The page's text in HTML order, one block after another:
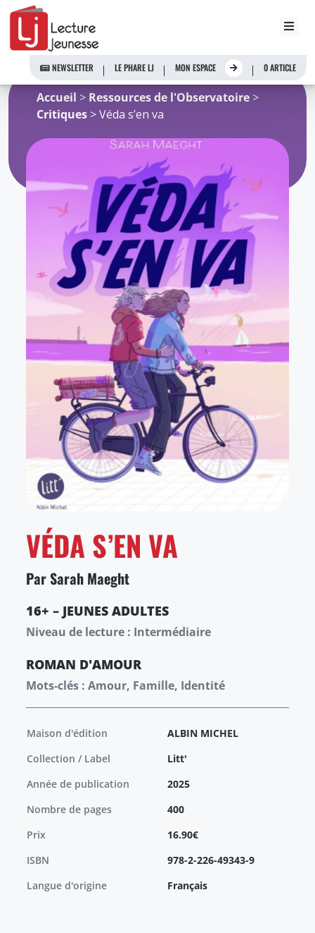
Aller
contenu
NEWSLETTER LE PHARE LJ MON ESPACE 0 ARTICLE
Accueil > Ressources de l'Observatoire >
Critiques > Véda s’en va
VÉDA S’EN VA
Par Sarah Maeght
16+ – JEUNES ADULTES
Niveau de lecture : Intermédiaire
ROMAN D'AMOUR
Mots-clés : Amour, Famille, Identité
Maison d'édition
ALBIN MICHEL
Collection / Label
Litt'
Année de publication
2025
Nombre de pages
400
Prix
16.90€
ISBN
978-2-226-49343-9
Langue d'origine
Français